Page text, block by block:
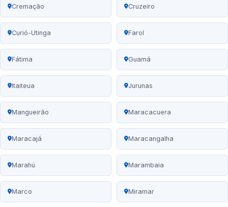
Cremação Cruzeiro
Curió-Utinga Farol
Fátima Guamá
Itaiteua Jurunas
Mangueirão Maracacuera
Maracajá Maracangalha
Marahú Marambaia
Marco Miramar